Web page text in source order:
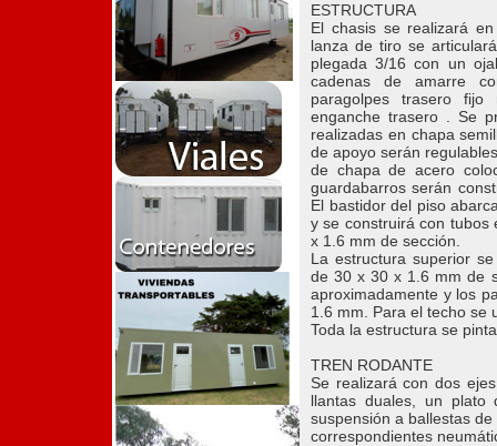
ESTRUCTURA
El chasis se realizará
lanza de tiro se
plegada 3/16 con un
cadenas de amarre
paragolpes trasero
enganche trasero . Se
realizadas en chapa
de apoyo serán
de chapa de acero
guardabarros serán
El bastidor del piso
y se construirá con tubos
x 1.6 mm de sección.
La estructura superior
de 30 x 30 x 1.6 mm de
aproximadamente y los
1.6 mm. Para el techo se
Toda la estructura se
TREN RODANTE
Se realizará con dos
llantas duales, un
suspensión a ballestas
correspondientes